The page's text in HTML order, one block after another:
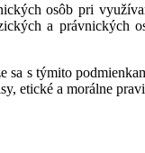
osôb pri
a právnických
sa s týmito
etické a morálne